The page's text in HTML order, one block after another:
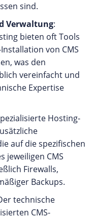
sind.
Verwaltung:
bieten oft Tools
von CMS
was den
vereinfacht und
Expertise
Hosting-
auf die spezifischen
jeweiligen CMS
Firewalls,
Backups.
technische
CMS-